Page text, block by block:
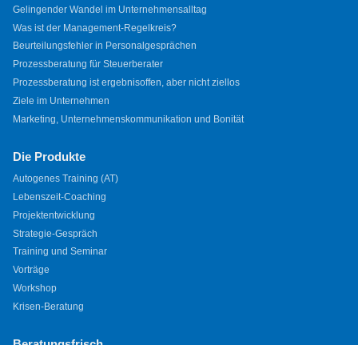
Gelingender Wandel im Unternehmensalltag
Was ist der Management-Regelkreis?
Beurteilungsfehler in Personalgesprächen
Prozessberatung für Steuerberater
Prozessberatung ist ergebnisoffen, aber nicht ziellos
Ziele im Unternehmen
Marketing, Unternehmenskommunikation und Bonität
Die Produkte
Autogenes Training (AT)
Lebenszeit-Coaching
Projektentwicklung
Strategie-Gespräch
Training und Seminar
Vorträge
Workshop
Krisen-Beratung